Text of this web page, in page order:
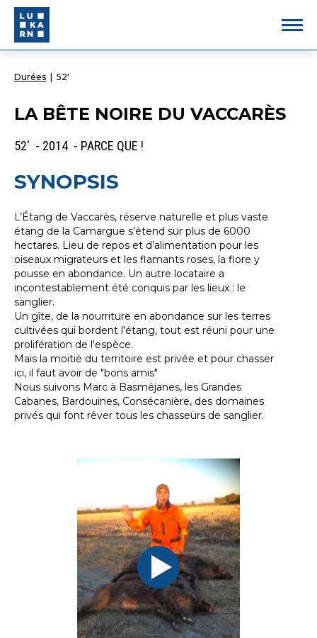
Durées 52'
LA BÊTE NOIRE DU VACCARÈS
52' - 2014 - PARCE QUE !
SYNOPSIS
L’Étang de Vaccarès, réserve naturelle et plus vaste
étang de la Camargue s’étend sur plus de 6000
hectares. Lieu de repos et d’alimentation pour les
oiseaux migrateurs et les flamants roses, la flore y
pousse en abondance. Un autre locataire a
incontestablement été conquis par les lieux : le
sanglier.
Un gîte, de la nourriture en abondance sur les terres
cultivées qui bordent l'étang, tout est réuni pour une
prolifération de l'espèce.
Mais la moitiè du territoire est privée et pour chasser
ici, il faut avoir de "bons amis"
Nous suivons Marc à Basméjanes, les Grandes
Cabanes, Bardouines, Consécanière, des domaines
privés qui font rêver tous les chasseurs de sanglier.